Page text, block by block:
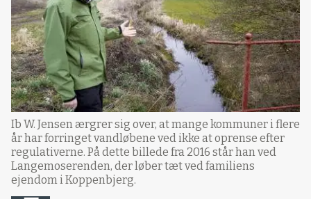
Ib W. Jensen ærgrer sig over, at mange kommuner i flere
år har forringet vandløbene ved ikke at oprense efter
regulativerne. På dette billede fra 2016 står han ved
Langemoserenden, der løber tæt ved familiens
ejendom i Koppenbjerg.